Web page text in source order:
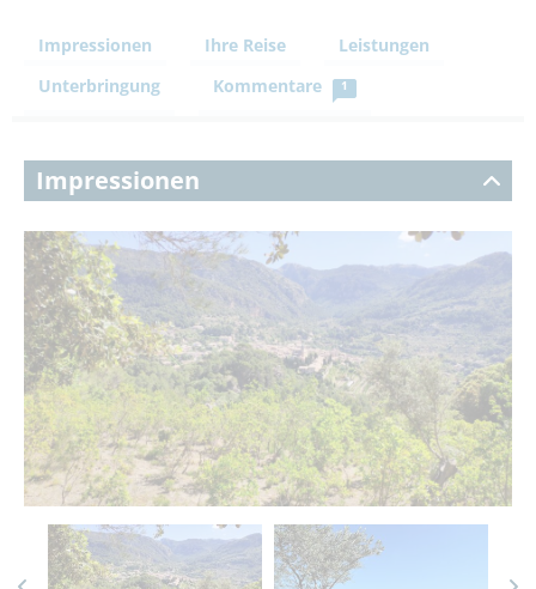
Impressionen Ihre Reise
Leistungen
Unterbringung
Kommentare 1
Impressionen